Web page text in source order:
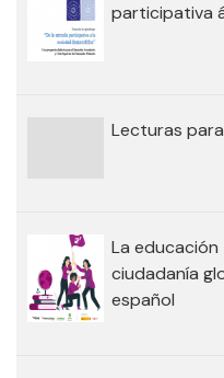
participativa
Lecturas
La
ciudadanía
español